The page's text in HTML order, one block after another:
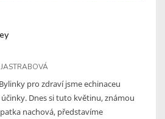
pro zdraví jsme echinaceu
Dnes si tuto květinu, známou
nachová, představíme